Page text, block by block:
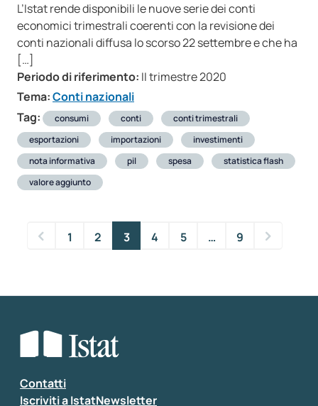
L’Istat rende disponibili le nuove serie dei conti
economici trimestrali coerenti con la revisione dei
conti nazionali diffusa lo scorso 22 settembre e che ha
[…]
Periodo di riferimento: II trimestre 2020
Tema:Conti nazionali
Tag:
consumi conti
conti trimestrali
esportazioni
importazioni
investimenti
nota informativa
pil spesa
statistica flash
valore aggiunto
1 2 3 4 5 … 9
Contatti
Iscriviti a IstatNewsletter